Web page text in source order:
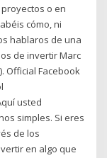
o en
cómo, ni
hablaros de una
de invertir Marc
Official Facebook
usted
simples. Si eres
de los
en algo que